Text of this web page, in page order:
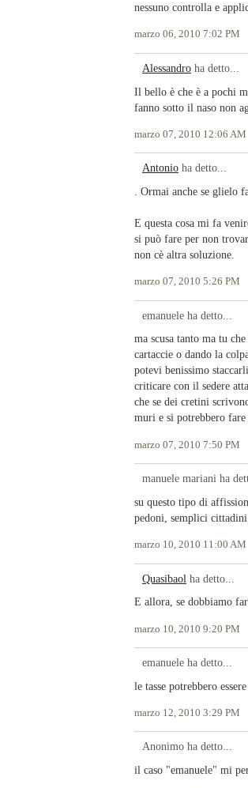
nessuno controlla e
marzo 06, 2010 7:02 PM
Alessandro ha detto...
Il bello è che è a pochi
fanno sotto il naso non
marzo 07, 2010 12:06 AM
Antonio ha detto...
. Ormai anche se glielo
E questa cosa mi fa
si può fare per non
non cè altra soluzione.
marzo 07, 2010 5:26 PM
emanuele ha detto...
ma scusa tanto ma tu
cartaccie o dando la
potevi benissimo
criticare con il sedere
che se dei cretini
muri e si potrebbero
marzo 07, 2010 7:50 PM
manuele mariani ha
su questo tipo di
pedoni, semplici
marzo 10, 2010 11:00 AM
Quasibaol ha detto...
E allora, se dobbiamo
marzo 10, 2010 9:20 PM
emanuele ha detto...
le tasse potrebbero
marzo 12, 2010 3:29 PM
Anonimo ha detto...
il caso "emanuele" mi